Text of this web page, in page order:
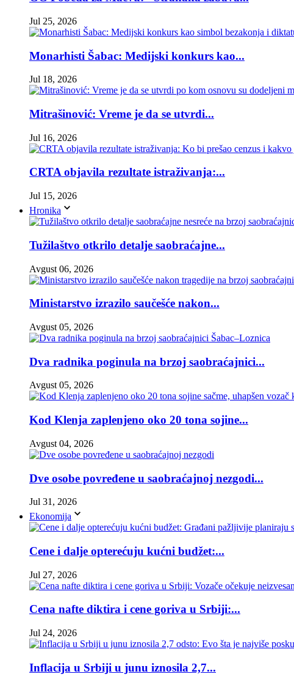
Jul 25, 2026
Monarhisti Šabac: Medijski konkurs kao...
Jul 18, 2026
Mitrašinović: Vreme je da se utvrdi...
Jul 16, 2026
CRTA objavila rezultate istraživanja:...
Jul 15, 2026
Hronika
Tužilaštvo otkrilo detalje saobraćajne...
Avgust 06, 2026
Ministarstvo izrazilo saučešće nakon...
Avgust 05, 2026
Dva radnika poginula na brzoj saobraćajnici...
Avgust 05, 2026
Kod Klenja zaplenjeno oko 20 tona sojine...
Avgust 04, 2026
Dve osobe povređene u saobraćajnoj nezgodi...
Jul 31, 2026
Ekonomija
Cene i dalje opterećuju kućni budžet:...
Jul 27, 2026
Cena nafte diktira i cene goriva u Srbiji:...
Jul 24, 2026
Inflacija u Srbiji u junu iznosila 2,7...